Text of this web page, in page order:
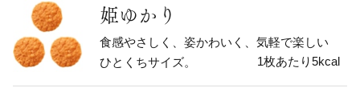
姫ゆかり
食感やさしく、姿かわいく、気軽で楽しい
ひとくちサイズ。
1枚あたり5kcal